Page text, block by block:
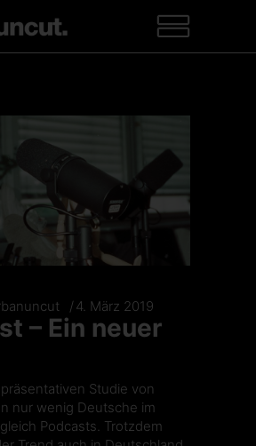
4. März 2019
– Ein neuer
Studie von
nur wenig Deutsche im
Podcasts. Trotzdem